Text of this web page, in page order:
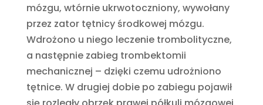
mózgu, wtórnie ukrwotoczniony, wywołany
przez zator tętnicy środkowej mózgu.
Wdrożono u niego leczenie trombolityczne,
a następnie zabieg trombektomii
mechanicznej – dzięki czemu udrożniono
tętnice. W drugiej dobie po zabiegu pojawił